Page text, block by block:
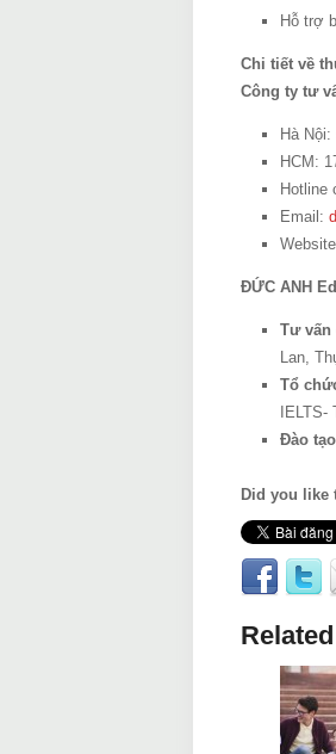
Hỗ trợ
Chi tiết về
Công ty tư
Hà
HCM:
Hotline
Email:
ĐỨC ANH
Tư vấn
Lan,
Tổ
Đào
Did you like